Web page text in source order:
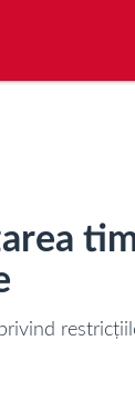
de
remote